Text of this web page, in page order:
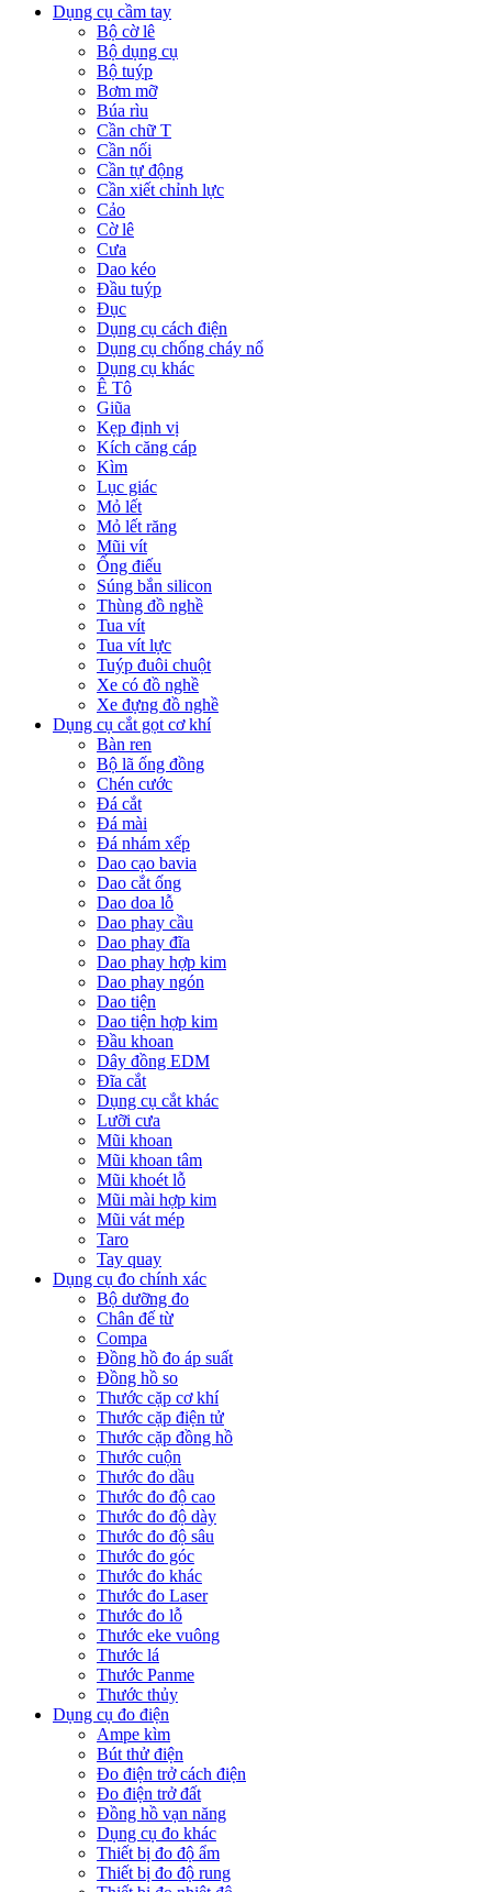
Dụng cụ cầm tay
Bộ cờ lê
Bộ dụng cụ
Bộ tuýp
Bơm mỡ
Búa rìu
Cần chữ T
Cần nối
Cần tự động
Cần xiết chỉnh lực
Cảo
Cờ lê
Cưa
Dao kéo
Đầu tuýp
Đục
Dụng cụ cách điện
Dụng cụ chống cháy nổ
Dụng cụ khác
Ê Tô
Giũa
Kẹp định vị
Kích căng cáp
Kìm
Lục giác
Mỏ lết
Mỏ lết răng
Mũi vít
Ống điếu
Súng bắn silicon
Thùng đồ nghề
Tua vít
Tua vít lực
Tuýp đuôi chuột
Xe có đồ nghề
Xe đựng đồ nghề
Dụng cụ cắt gọt cơ khí
Bàn ren
Bộ lã ống đồng
Chén cước
Đá cắt
Đá mài
Đá nhám xếp
Dao cạo bavia
Dao cắt ống
Dao doa lỗ
Dao phay cầu
Dao phay đĩa
Dao phay hợp kim
Dao phay ngón
Dao tiện
Dao tiện hợp kim
Đầu khoan
Dây đồng EDM
Đĩa cắt
Dụng cụ cắt khác
Lưỡi cưa
Mũi khoan
Mũi khoan tâm
Mũi khoét lỗ
Mũi mài hợp kim
Mũi vát mép
Taro
Tay quay
Dụng cụ đo chính xác
Bộ dưỡng đo
Chân đế từ
Compa
Đồng hồ đo áp suất
Đồng hồ so
Thước cặp cơ khí
Thước cặp điện tử
Thước cặp đồng hồ
Thước cuộn
Thước đo dầu
Thước đo độ cao
Thước đo độ dày
Thước đo độ sâu
Thước đo góc
Thước đo khác
Thước đo Laser
Thước đo lỗ
Thước eke vuông
Thước lá
Thước Panme
Thước thủy
Dụng cụ đo điện
Ampe kìm
Bút thử điện
Đo điện trở cách điện
Đo điện trở đất
Đồng hồ vạn năng
Dụng cụ đo khác
Thiết bị đo độ ẩm
Thiết bị đo độ rung